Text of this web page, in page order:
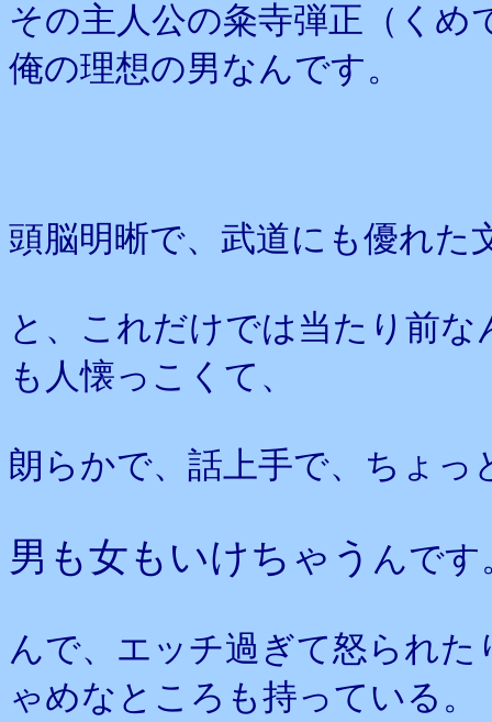
その主人公の粂寺弾正（く
俺の理想の男なんです。
頭脳明晰で、武道にも優れた
と、これだけでは当たり前
も人懐っこくて、
朗らかで、話上手で、ちょっ
男も女もいけちゃう んです
んで、エッチ過ぎて怒られ
ゃめなところも持っている。